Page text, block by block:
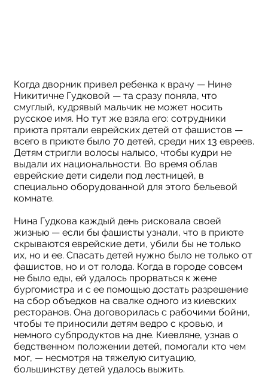
Когда дворник привел ребенка к врачу — Нине
Никитичне Гудковой — та сразу поняла, что
смуглый, кудрявый мальчик не может носить
русское имя. Но тут же взяла его: сотрудники
приюта прятали еврейских детей от фашистов —
всего в приюте было 70 детей, среди них 13 евреев.
Детям стригли волосы налысо, чтобы кудри не
выдали их национальности. Во время облав
еврейские дети сидели под лестницей, в
специально оборудованной для этого бельевой
комнате.
Нина Гудкова каждый день рисковала своей
жизнью — если бы фашисты узнали, что в приюте
скрываются еврейские дети, убили бы не только
их, но и ее. Спасать детей нужно было не только от
фашистов, но и от голода. Когда в городе совсем
не было еды, ей удалось прорваться к жене
бургомистра и с ее помощью достать разрешение
на сбор объедков на свалке одного из киевских
ресторанов. Она договорилась с рабочими бойни,
чтобы те приносили детям ведро с кровью, и
немного субпродуктов на дне. Киевляне, узнав о
бедственном положении детей, помогали кто чем
мог, — несмотря на тяжелую ситуацию,
большинству детей удалось выжить.